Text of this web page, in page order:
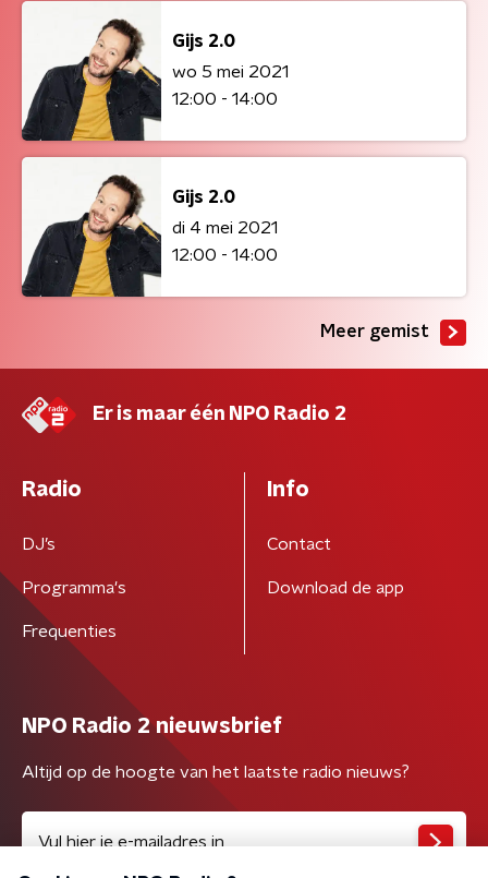
Gijs 2.0
wo 5 mei 2021
12:00 - 14:00
Gijs 2.0
di 4 mei 2021
12:00 - 14:00
Meer gemist
Er is maar één NPO Radio 2
Radio
DJ’s
Programma's
Frequenties
Info
Contact
Download de app
NPO Radio 2 nieuwsbrief
Altijd op de hoogte van het laatste radio nieuws?